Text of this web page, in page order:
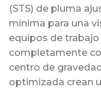
(STS) de pluma
mínima para una
equipos de
completamente
centro de
optimizada crean